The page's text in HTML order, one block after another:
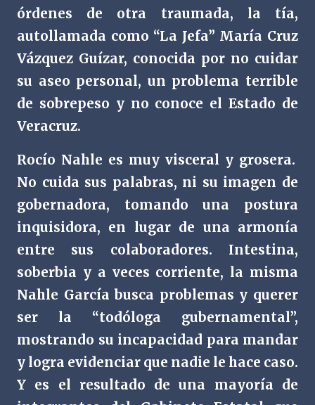
órdenes de otra traumada, la tía,
autollamada como “La Jefa” María Cruz
Vázquez Guízar, conocida por no cuidar
su aseo personal, un problema terrible
de sobrepeso y no conoce el Estado de
Veracruz.
Rocío Nahle es muy visceral y grosera.
No cuida sus palabras, ni su imagen de
gobernadora, tomando una postura
inquisidora, en lugar de una armonía
entre sus colaboradores. Intestina,
soberbia y a veces corriente, la misma
Nahle García busca problemas y querer
ser la “todóloga gubernamental”,
mostrando su incapacidad para mandar
y logra evidenciar que nadie le hace caso.
Y es el resultado de una mayoría de